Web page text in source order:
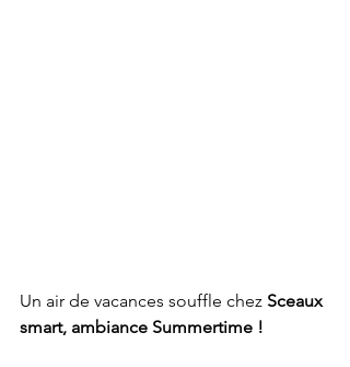
Un air de vacances souffle chez Sceaux
smart, ambiance Summertime !